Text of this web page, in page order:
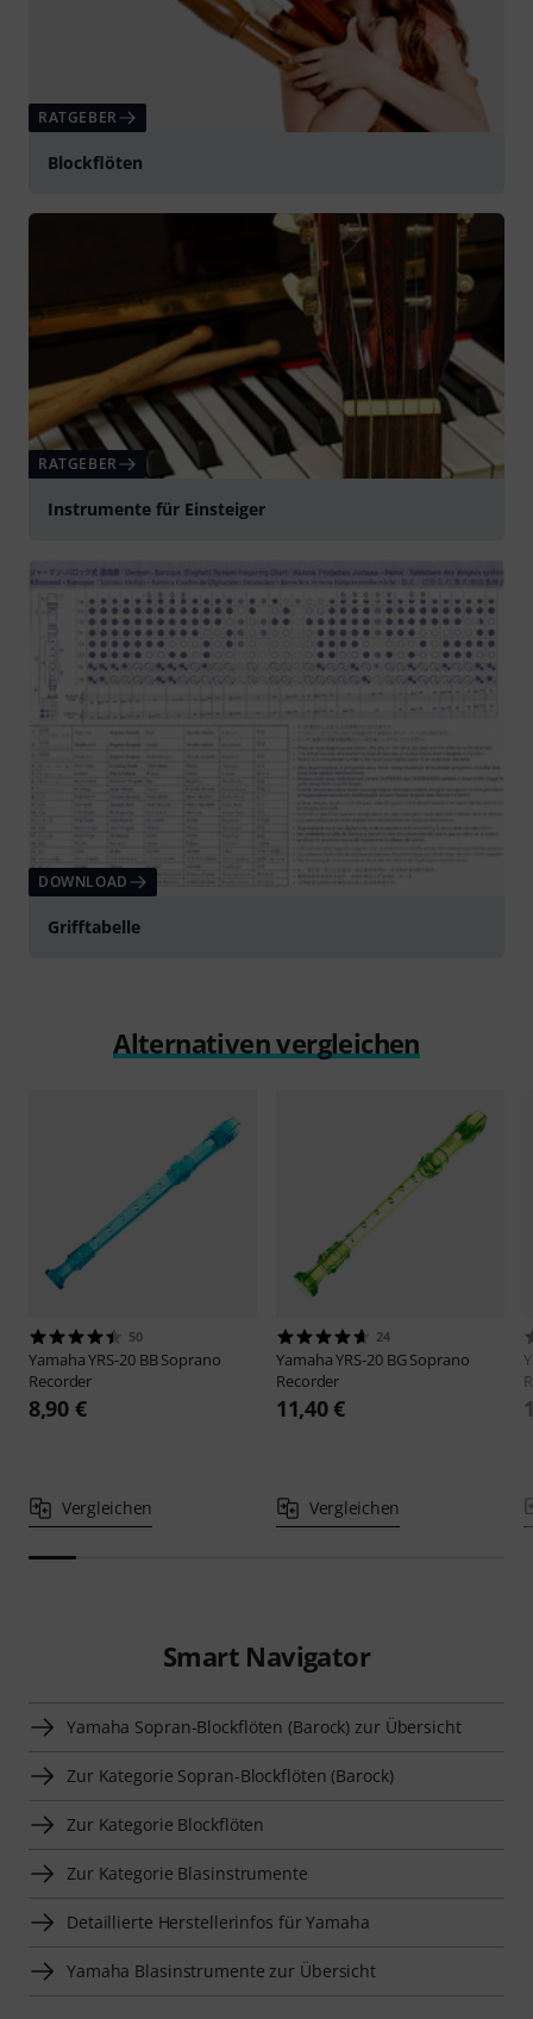
RATGEBER
Blockflöten
RATGEBER
Instrumente für Einsteiger
DOWNLOAD
Grifftabelle
Alternativen vergleichen
50
YamahaYRS-20 BB Soprano
Recorder
8,90 €
Vergleichen
24
YamahaYRS-20 BG Soprano
Recorder
11,40 €
Vergleichen
Smart Navigator
Yamaha Sopran-Blockflöten (Barock) zur Übersicht
Zur Kategorie Sopran-Blockflöten (Barock)
Zur Kategorie Blockflöten
Zur Kategorie Blasinstrumente
Detaillierte Herstellerinfos für Yamaha
Yamaha Blasinstrumente zur Übersicht